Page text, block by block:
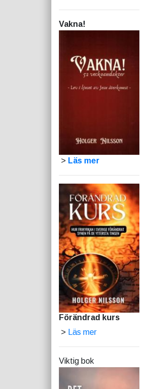
Vakna!
> Läs mer
Förändrad kurs
> Läs mer
Viktig bok